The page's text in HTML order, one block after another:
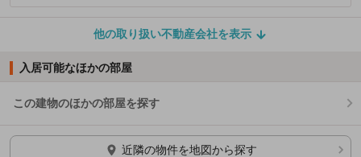
他の取り扱い不動産会社を表示
入居可能なほかの部屋
この建物のほかの部屋を探す
ほかの部屋を検索中…
近隣の物件を地図から探す